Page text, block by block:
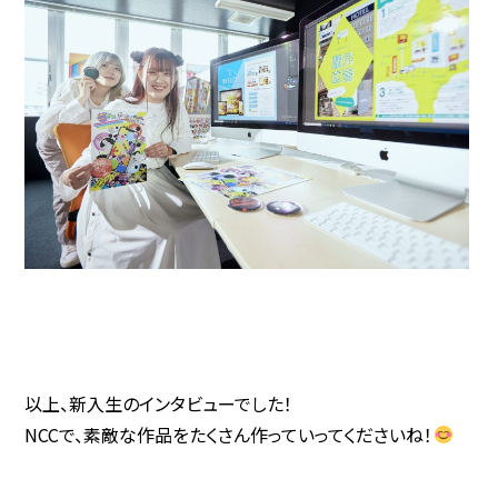
以上、新入生のインタビューでした！
NCCで、素敵な作品をたくさん作っていってくださいね！